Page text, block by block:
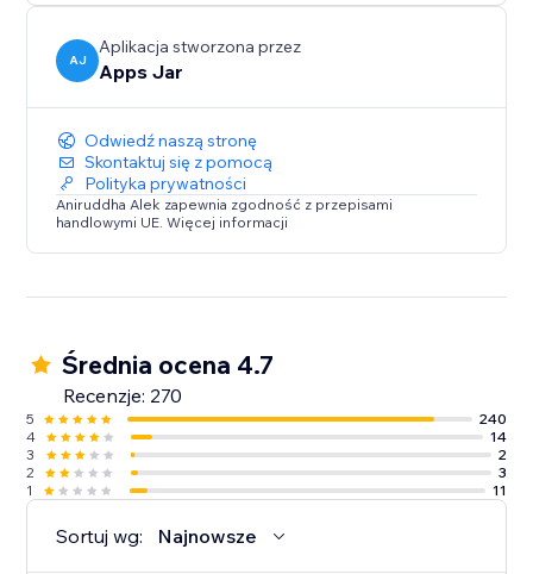
AJ
Aplikacja stworzona przez
Apps Jar
Odwiedź naszą stronę
Skontaktuj się z pomocą
Polityka prywatności
Aniruddha Alek zapewnia zgodność z przepisami
handlowymi UE. Więcej informacji
Średnia ocena 4.7
Recenzje: 270
5
240
4
14
3
2
2
3
1
11
Sortuj wg: Najnowsze